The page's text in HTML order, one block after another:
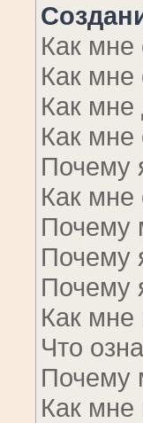
Как мне
Как мне
Как мне
Как мне
Почему
Как мне
Почему
Почему
Почему
Как мне
Что
Почему
Как мне